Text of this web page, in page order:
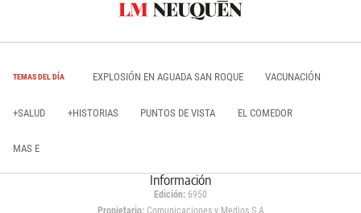
TEMAS DEL DÍA EXPLOSIÓN EN AGUADA SAN ROQUE VACUNACIÓN
+SALUD +HISTORIAS PUNTOS DE VISTA EL COMEDOR
MAS E
Información
Edición: 6950
Propietario:Comunicaciones y Medios S.A